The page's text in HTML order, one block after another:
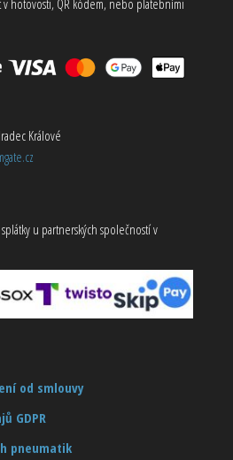
Králové
u partnerských společností v
od smlouvy
GDPR
pneumatik